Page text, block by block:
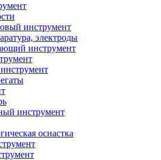
инструмент
электроды
инструмент
инструмент
оснастка